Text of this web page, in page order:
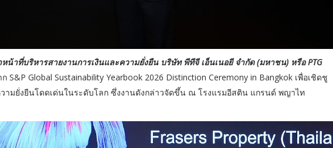
น้าที่บริหารสายงานการเงินและความยั่งยืน บริษัท พีทีจี เอ็นเนอยี จำกัด (มหาชน) หรือ PTG
S&P Global Sustainability Yearbook 2026 Distinction Ceremony in Bangkok เพื่อเชิดชู
ามยั่งยืนโดดเด่นในระดับโลก ซึ่งงานดังกล่าวจัดขึ้น ณ โรงแรมอีสติน แกรนด์ พญาไท